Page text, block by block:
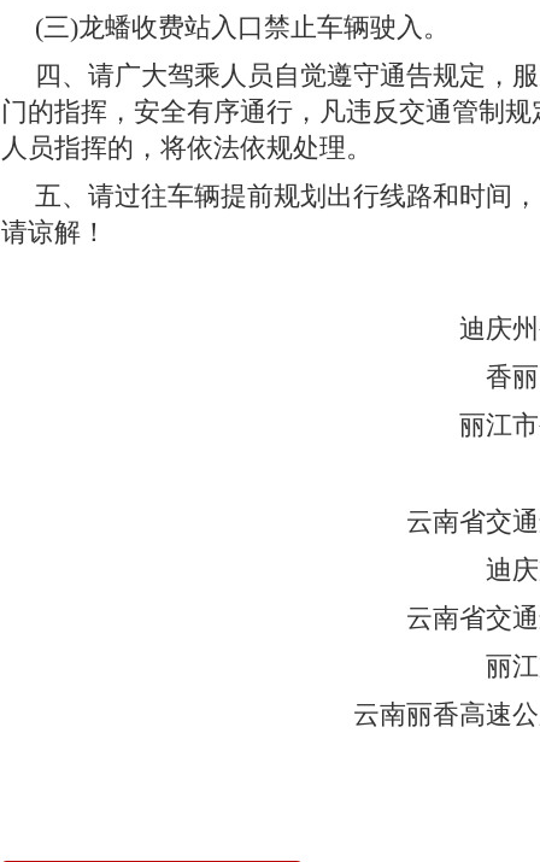
(三)龙蟠收费站入口禁止车辆驶入。
四、请广大驾乘人员自觉遵守通告规定，
门的指挥，安全有序通行，凡违反交通管制
人员指挥的，将依法依规处理。
五、请过往车辆提前规划出行线路和时间
请谅解！
迪庆
香
丽江
云南省交
迪
云南省交
丽
云南丽香高速